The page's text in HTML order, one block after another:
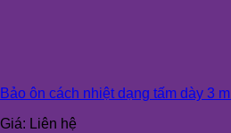
Bảo ôn cách nhiệt dạng tấm dày 3
Giá: Liên hệ